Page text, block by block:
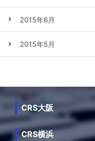
2015年6月
2015年5月
CRS大阪
CRS横浜